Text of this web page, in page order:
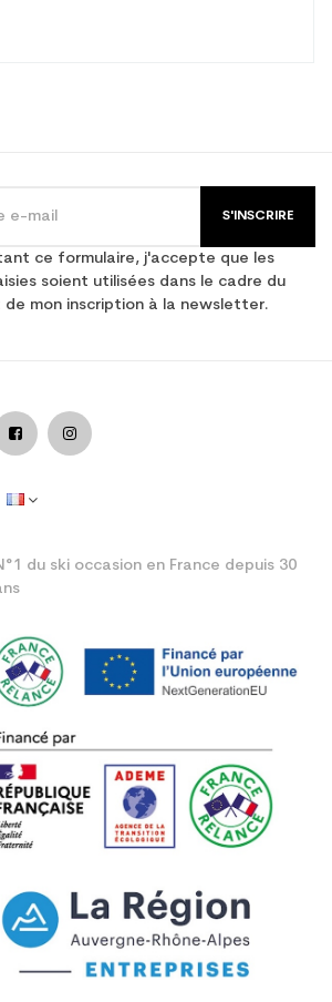
S'INSCRIRE
ce formulaire, j'accepte que les
soient utilisées dans le cadre du
mon inscription à la newsletter.
du ski occasion en France depuis 30